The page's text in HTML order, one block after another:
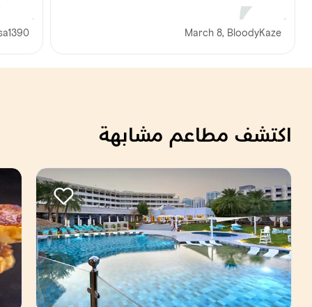
March 8, BloodyKaze
اكتشف مطاعم مشابهة